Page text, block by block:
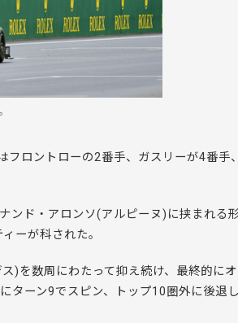
ロントローの2番手、ガスリーが4番手、
ンド・アロンソ(アルピーヌ)に挟まれる形
ーが科された。
)を数周にわたって抑え続け、最終的にオ
ターン9でスピン、トップ10圏外に後退し